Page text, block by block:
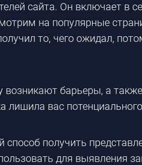
сайта. Он включает в
на популярные
то, чего ожидал,
возникают барьеры, а
вас
получить
для выявления